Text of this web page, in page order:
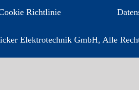
Richtlinie
Elektrotechnik GmbH, Alle